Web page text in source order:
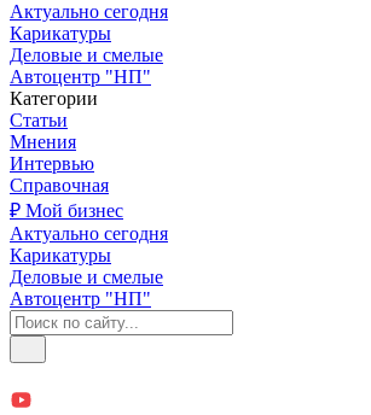
Актуально сегодня
Карикатуры
Деловые и смелые
Автоцентр "НП"
Категории
Статьи
Мнения
Интервью
Справочная
₽ Мой бизнес
Актуально сегодня
Карикатуры
Деловые и смелые
Автоцентр "НП"